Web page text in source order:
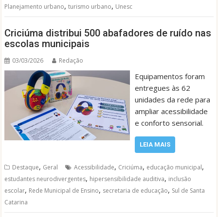
Planejamento urbano,turismo urbano, Unesc
Criciúma distribui 500 abafadores de ruído nas
escolas municipais
03/03/2026 Redação
Equipamentos foram
entregues às 62
unidades da rede para
ampliar acessibilidade
e conforto sensorial.
LEIA MAIS
Destaque, Geral Acessibilidade, Criciúma, educação municipal,
estudantes neurodivergentes, hipersensibilidade auditiva, inclusão
escolar, Rede Municipal de Ensino, secretaria de educação, Sul de Santa
Catarina